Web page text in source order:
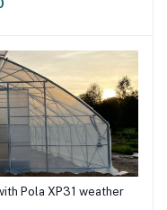
Pola XP31 weather